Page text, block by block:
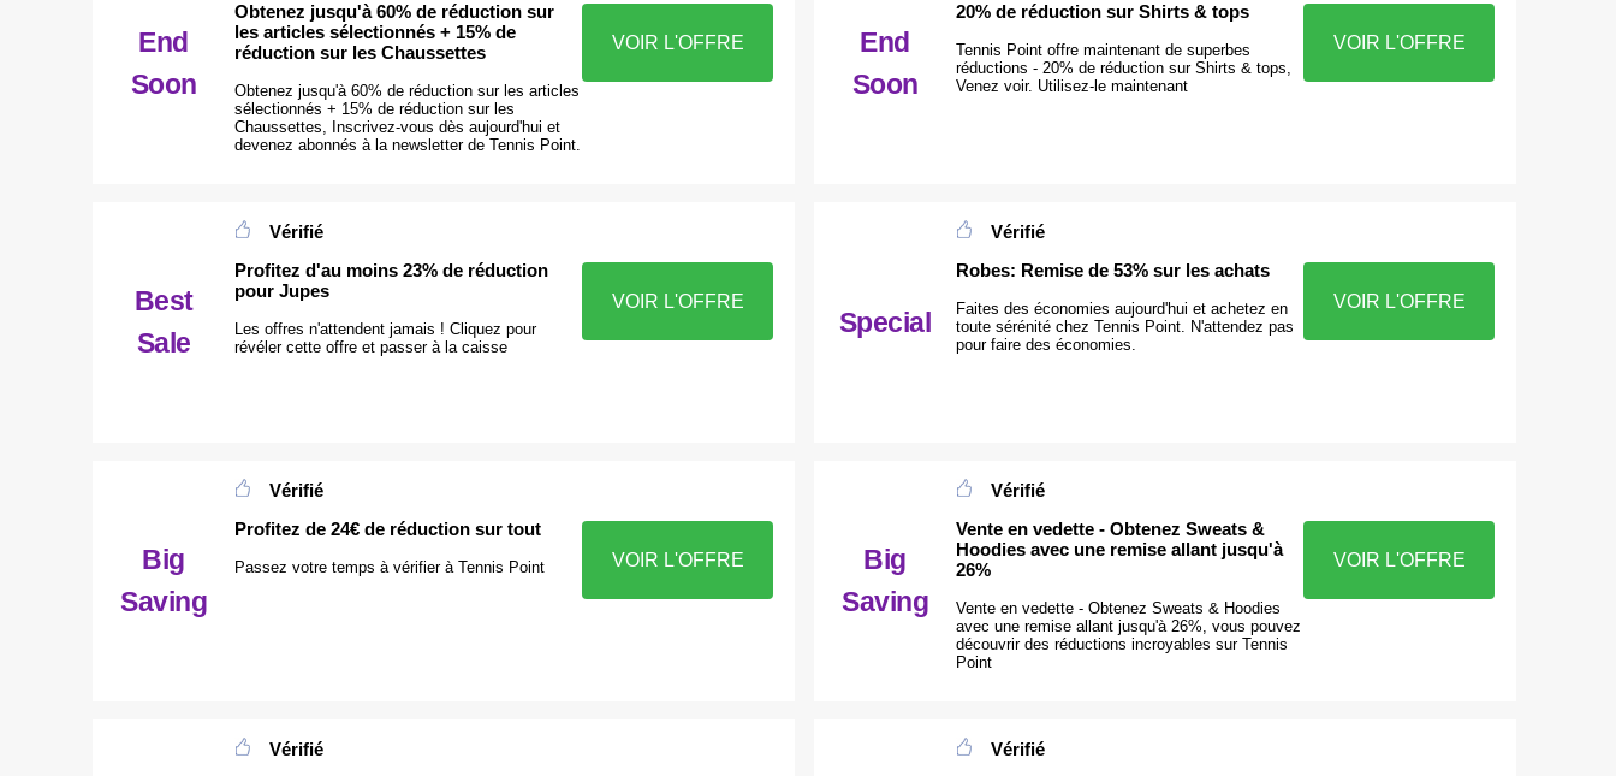
End
Soon
Obtenez jusqu'à 60% de réduction sur
les articles sélectionnés + 15% de
réduction sur les Chaussettes
Obtenez jusqu'à 60% de réduction sur les articles
sélectionnés + 15% de réduction sur les
Chaussettes, Inscrivez-vous dès aujourd'hui et
devenez abonnés à la newsletter de Tennis Point.
VOIR L'OFFRE
End
Soon
20% de réduction sur Shirts & tops
Tennis Point offre maintenant de superbes
réductions - 20% de réduction sur Shirts & tops,
Venez voir. Utilisez-le maintenant
VOIR L'OFFRE
Best
Sale
Vérifié
Profitez d'au moins 23% de réduction
pour Jupes
Les offres n'attendent jamais ! Cliquez pour
révéler cette offre et passer à la caisse
VOIR L'OFFRE
Special
Vérifié
Robes: Remise de 53% sur les achats
Faites des économies aujourd'hui et achetez en
toute sérénité chez Tennis Point. N'attendez pas
pour faire des économies.
VOIR L'OFFRE
Big
Saving
Vérifié
Profitez de 24€ de réduction sur tout
Passez votre temps à vérifier à Tennis Point VOIR L'OFFRE
Big
Saving
Vérifié
Vente en vedette - Obtenez Sweats &
Hoodies avec une remise allant jusqu'à
26%
Vente en vedette - Obtenez Sweats & Hoodies
avec une remise allant jusqu'à 26%, vous pouvez
découvrir des réductions incroyables sur Tennis
Point
VOIR L'OFFRE
Vérifié
Vérifié